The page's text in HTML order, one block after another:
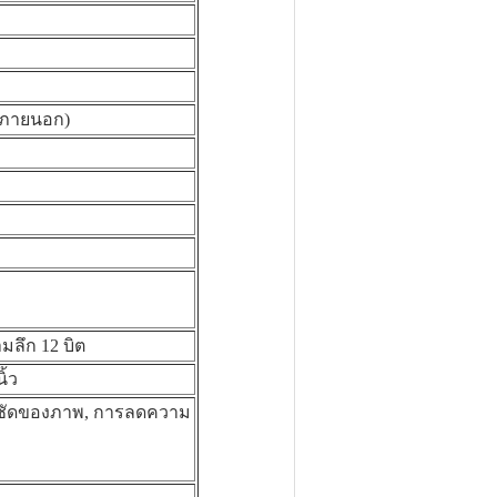
ายนอก)
ลึก 12 บิต
ว
ของภาพ, การลดความ